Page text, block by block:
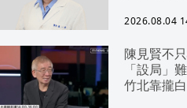
2026.08.04
陳見賢不
「設局」
竹北靠攏